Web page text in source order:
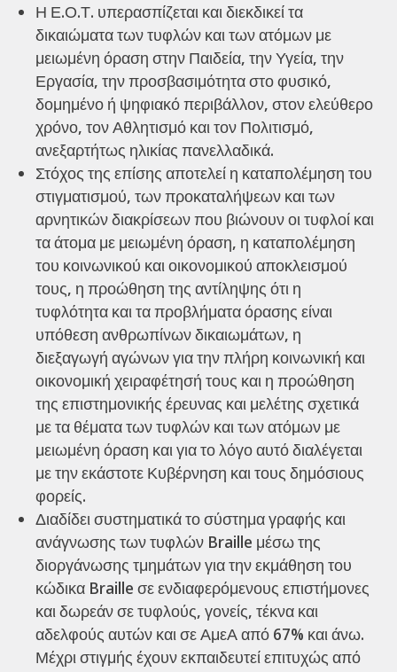
Η Ε.Ο.Τ. υπερασπίζεται και διεκδικεί τα
δικαιώματα των τυφλών και των ατόμων με
μειωμένη όραση στην Παιδεία, την Υγεία, την
Εργασία, την προσβασιμότητα στο φυσικό,
δομημένο ή ψηφιακό περιβάλλον, στον ελεύθερο
χρόνο, τον Αθλητισμό και τον Πολιτισμό,
ανεξαρτήτως ηλικίας πανελλαδικά.
Στόχος της επίσης αποτελεί η καταπολέμηση του
στιγματισμού, των προκαταλήψεων και των
αρνητικών διακρίσεων που βιώνουν οι τυφλοί και
τα άτομα με μειωμένη όραση, η καταπολέμηση
του κοινωνικού και οικονομικού αποκλεισμού
τους, η προώθηση της αντίληψης ότι η
τυφλότητα και τα προβλήματα όρασης είναι
υπόθεση ανθρωπίνων δικαιωμάτων, η
διεξαγωγή αγώνων για την πλήρη κοινωνική και
οικονομική χειραφέτησή τους και η προώθηση
της επιστημονικής έρευνας και μελέτης σχετικά
με τα θέματα των τυφλών και των ατόμων με
μειωμένη όραση και για το λόγο αυτό διαλέγεται
με την εκάστοτε Κυβέρνηση και τους δημόσιους
φορείς.
Διαδίδει συστηματικά το σύστημα γραφής και
ανάγνωσης των τυφλών Braille μέσω της
διοργάνωσης τμημάτων για την εκμάθηση του
κώδικα Braille σε ενδιαφερόμενους επιστήμονες
και δωρεάν σε τυφλούς, γονείς, τέκνα και
αδελφούς αυτών και σε ΑμεΑ από 67% και άνω.
Μέχρι στιγμής έχουν εκπαιδευτεί επιτυχώς από